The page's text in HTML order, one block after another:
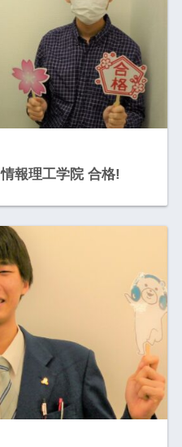
報理工学院 合格!